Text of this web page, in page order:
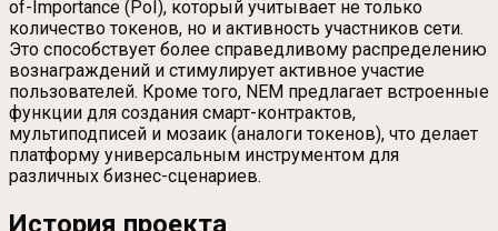
of-Importance (PoI), который учитывает не только
количество токенов, но и активность участников сети.
Это способствует более справедливому распределению
вознаграждений и стимулирует активное участие
пользователей. Кроме того, NEM предлагает встроенные
функции для создания смарт-контрактов,
мультиподписей и мозаик (аналоги токенов), что делает
платформу универсальным инструментом для
различных бизнес-сценариев.
История проекта